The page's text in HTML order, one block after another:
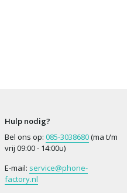
Hulp nodig?
Bel ons op: 085-3038680(ma t/m
vrij 09:00 - 14:00u)
E-mail: service@phone-
factory.nl